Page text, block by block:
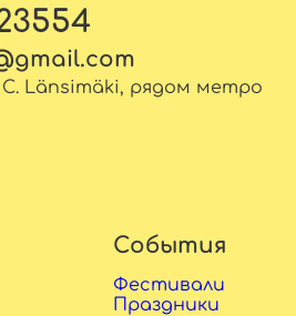
Länsimäki, рядом метро
События
Фестивали
Праздники